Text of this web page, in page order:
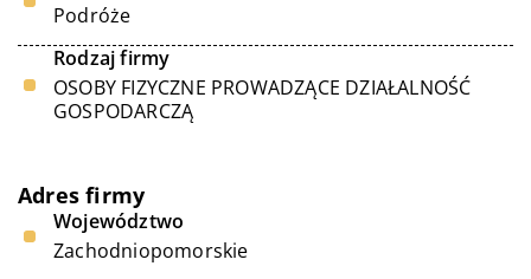
Podróże
Rodzaj firmy
OSOBY FIZYCZNE PROWADZĄCE DZIAŁALNOŚĆ
GOSPODARCZĄ
Adres firmy
Województwo
Zachodniopomorskie